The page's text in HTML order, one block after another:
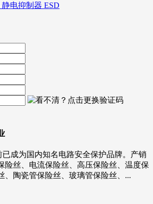
静电抑制器 ESD
成为国内知名电路安全保护品牌。产销
险丝、电流保险丝、高压保险丝、温度保
、陶瓷管保险丝、玻璃管保险丝、...